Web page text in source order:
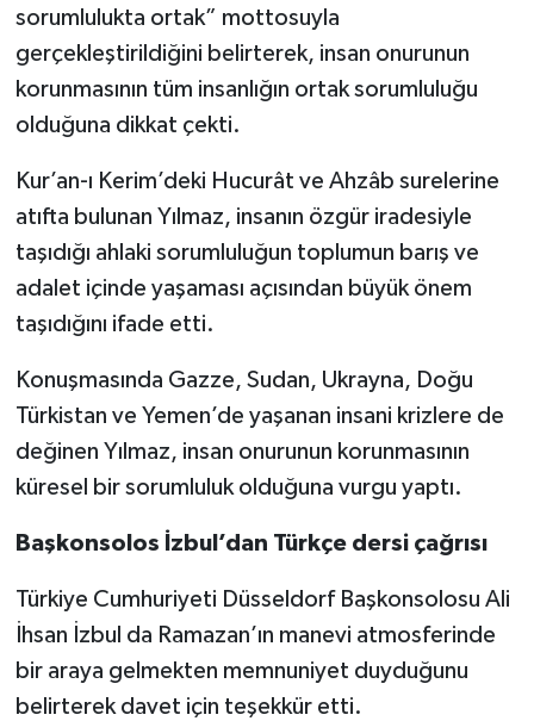
sorumlulukta ortak” mottosuyla
gerçekleştirildiğini belirterek, insan onurunun
korunmasının tüm insanlığın ortak sorumluluğu
olduğuna dikkat çekti.
Kur’an-ı Kerim’deki Hucurât ve Ahzâb surelerine
atıfta bulunan Yılmaz, insanın özgür iradesiyle
taşıdığı ahlaki sorumluluğun toplumun barış ve
adalet içinde yaşaması açısından büyük önem
taşıdığını ifade etti.
Konuşmasında Gazze, Sudan, Ukrayna, Doğu
Türkistan ve Yemen’de yaşanan insani krizlere de
değinen Yılmaz, insan onurunun korunmasının
küresel bir sorumluluk olduğuna vurgu yaptı.
Başkonsolos İzbul’dan Türkçe dersi çağrısı
Türkiye Cumhuriyeti Düsseldorf Başkonsolosu Ali
İhsan İzbul da Ramazan’ın manevi atmosferinde
bir araya gelmekten memnuniyet duyduğunu
belirterek davet için teşekkür etti.